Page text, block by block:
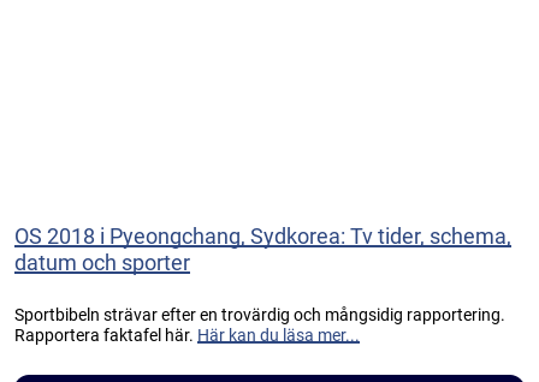
OS 2018 i Pyeongchang, Sydkorea: Tv tider, schema,
datum och sporter
Sportbibeln strävar efter en trovärdig och mångsidig rapportering.
Rapportera faktafel här. Här kan du läsa mer...